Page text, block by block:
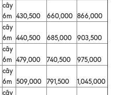
cây
6m 430,500 660,000 866,000
cây
6m 440,500 685,000
903,500
cây
6m 479,000 740,500
975,000
cây
6m 509,000 791,500
1,045,000
cây